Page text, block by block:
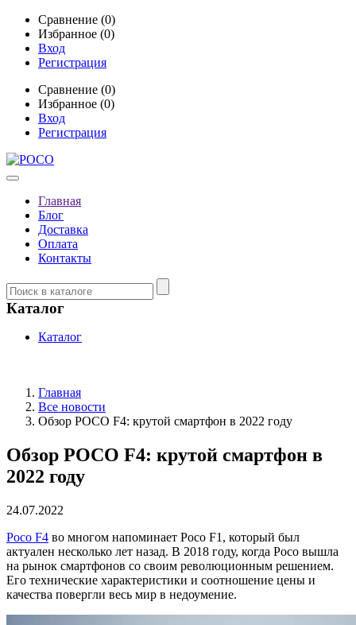
Сравнение (0)
Избранное (0)
Вход
Регистрация
Сравнение (0)
Избранное (0)
Вход
Регистрация
Главная
Блог
Доставка
Оплата
Контакты
Каталог
Каталог
Главная
Все новости
Обзор POCO F4: крутой смартфон в 2022 году
Обзор POCO F4: крутой смартфон в
2022 году
24.07.2022
Poco F4 во многом напоминает Poco F1, который был
актуален несколько лет назад. В 2018 году, когда Poco вышла
на рынок смартфонов со своим революционным решением.
Его технические характеристики и соотношение цены и
качества повергли весь мир в недоумение.